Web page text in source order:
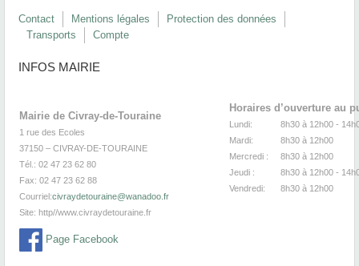
Contact Mentions légales
Protection des données
Transports
Compte
INFOS MAIRIE
Mairie de Civray-de-Touraine
1 rue des Ecoles
37150 – CIVRAY-DE-TOURAINE
Tél.: 02 47 23 62 80
Fax: 02 47 23 62 88
Courriel:civraydetouraine@wanadoo.fr
Site: http//www.civraydetouraine.fr
Page Facebook
Horaires d’ouverture au
Lundi:
8h30 à 12h00 -
Mardi:
8h30 à
Mercredi :
8h30 à
Jeudi :
8h30 à 12h00 -
Vendredi:
8h30 à